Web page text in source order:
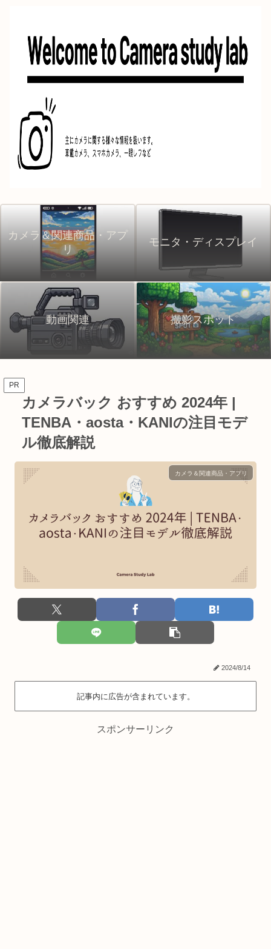
カメラ＆関連商品・アプ
リ
モニタ・ディスプレイ
動画関連 撮影スポット
PR
カメラバック おすすめ 2024年 |
TENBA・aosta・KANIの注目モデ
ル徹底解説
カメラ＆関連商品・アプリ
2024/8/14
記事内に広告が含まれています。
スポンサーリンク